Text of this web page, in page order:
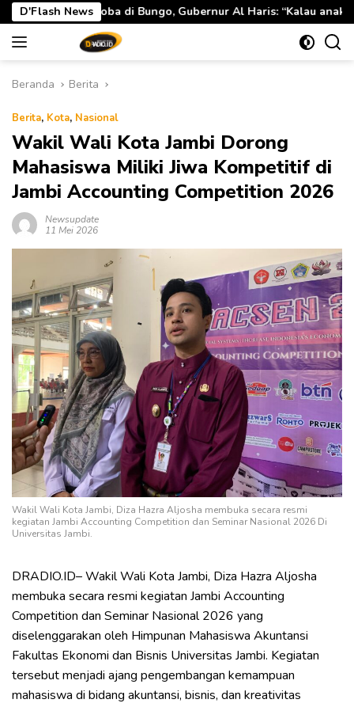
Langsung
ke
konten
D'Flash News
Al Haris: “Kalau anak-anakku bisa jaga diri, 60% masa
Beranda Berita
Berita, Kota, Nasional
Wakil Wali Kota Jambi Dorong
Mahasiswa Miliki Jiwa Kompetitif di
Jambi Accounting Competition 2026
Newsupdate
11 Mei 2026
Wakil Wali Kota Jambi, Diza Hazra Aljosha membuka secara resmi
kegiatan Jambi Accounting Competition dan Seminar Nasional 2026 Di
Universitas Jambi.
DRADIO.ID– Wakil Wali Kota Jambi, Diza Hazra Aljosha
membuka secara resmi kegiatan Jambi Accounting
Competition dan Seminar Nasional 2026 yang
diselenggarakan oleh Himpunan Mahasiswa Akuntansi
Fakultas Ekonomi dan Bisnis Universitas Jambi. Kegiatan
tersebut menjadi ajang pengembangan kemampuan
mahasiswa di bidang akuntansi, bisnis, dan kreativitas